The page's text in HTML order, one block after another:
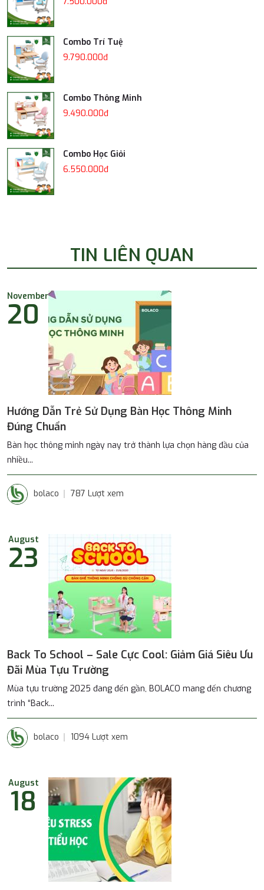
Combo Trí Tuệ
9.790.000đ
Combo Thông Minh
9.490.000đ
Combo Học Giỏi
6.550.000đ
TIN LIÊN QUAN
November
20
Hướng Dẫn Trẻ Sử Dụng Bàn Học Thông Minh
Đúng Chuẩn
Bàn học thông minh ngày nay trở thành lựa chọn hàng đầu của
nhiều...
bolaco 787 Lượt xem
August
23
Back To School – Sale Cực Cool: Giảm Giá Siêu Ưu
Đãi Mùa Tựu Trường
Mùa tựu trường 2025 đang đến gần, BOLACO mang đến chương
trình “Back...
bolaco 1094 Lượt xem
August
18